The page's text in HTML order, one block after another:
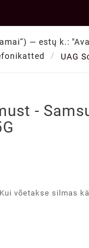
— estų k.:
UAG
-
võetakse silmas